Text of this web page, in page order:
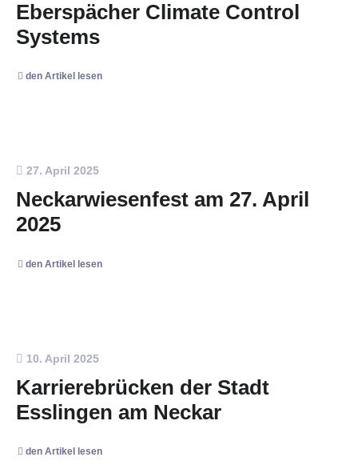
Eberspächer Climate Control
Systems
den Artikel lesen
27. April 2025
Neckarwiesenfest am 27. April
2025
den Artikel lesen
10. April 2025
Karrierebrücken der Stadt
Esslingen am Neckar
den Artikel lesen